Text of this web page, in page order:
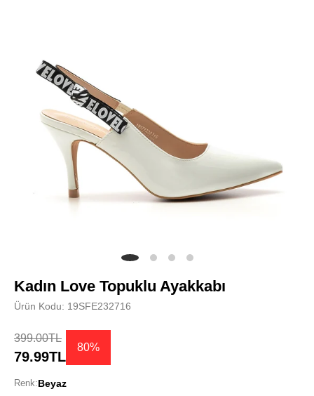
Kadın Love Topuklu Ayakkabı
Ürün Kodu: 19SFE232716
399.00TL
79.99TL
80%
Renk:Beyaz